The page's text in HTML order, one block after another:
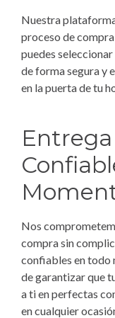
Nuestra
proceso de
puedes
de forma segura y
en la puerta de tu
Nos
compra sin
confiables en todo
de garantizar que
a ti en perfectas
en cualquier